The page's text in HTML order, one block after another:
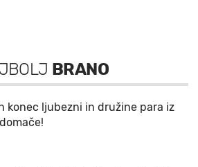
BRANO
konec ljubezni in družine para iz